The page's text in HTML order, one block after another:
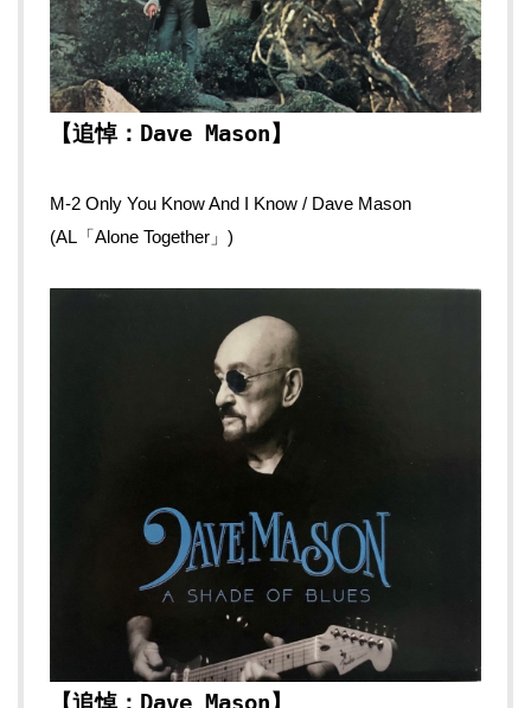
【追悼：Dave Mason】
M-2 Only You Know And I Know / Dave Mason
(AL「Alone Together」)
【追悼：Dave Mason】